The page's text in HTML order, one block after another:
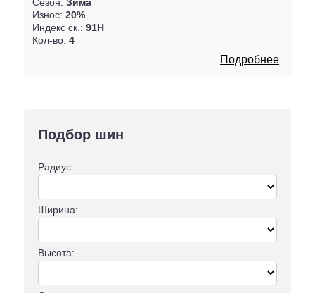
Подбор шин
Радиус:
Ширина:
Высота:
Износ: 20%
Индекс ск.: 91H
Кол-во: 4
Подробнее